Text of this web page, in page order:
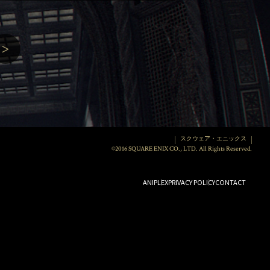
>
スクウェア・エニックス
©2016 SQUARE ENIX CO., LTD. All Rights Reserved.
ANIPLEXPRIVACY POLICYCONTACT